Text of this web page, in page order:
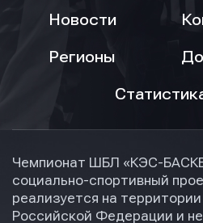
Новости
Регионы
Чемпионат ШБЛ «КЭС-
социально-спортивный
реализуется на
Российской Федерации и